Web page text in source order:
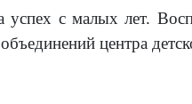
с малых лет.
центра